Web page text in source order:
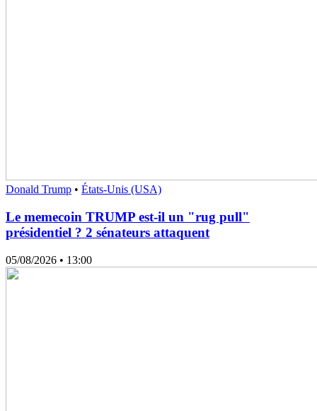
Donald Trump • États-Unis (USA)
Le memecoin TRUMP est-il un "rug pull"
présidentiel ? 2 sénateurs attaquent
05/08/2026 • 13:00